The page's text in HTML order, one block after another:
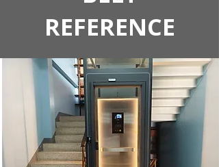
REFERENCE